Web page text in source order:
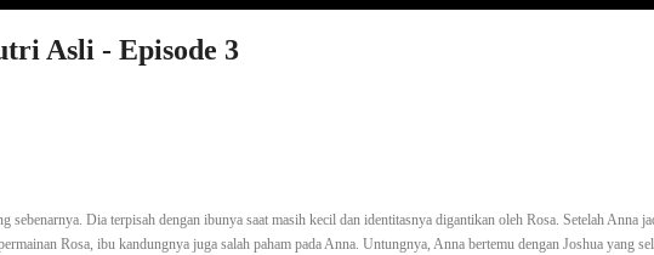
Asli - Episode 3
sebenarnya. Dia terpisah dengan ibunya saat masih kecil dan identitasnya digantikan oleh Rosa. Setelah Anna
Rosa, ibu kandungnya juga salah paham pada Anna. Untungnya, Anna bertemu dengan Joshua yang